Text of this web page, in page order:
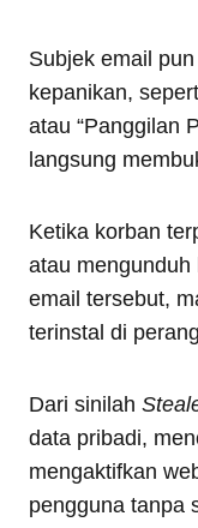
Subjek email
kepanikan,
atau “Panggilan
langsung
Ketika korban
atau
email tersebut,
terinstal di
Dari sinilah
data pribadi,
mengaktifkan
pengguna tanpa